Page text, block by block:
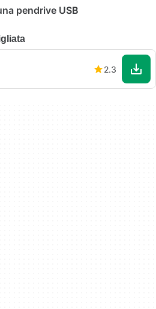
pendrive USB
2.3